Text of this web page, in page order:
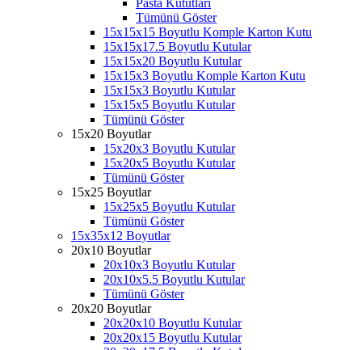
Pasta Kututları
Tümünü Göster
15x15x15 Boyutlu Komple Karton Kutu
15x15x17.5 Boyutlu Kutular
15x15x20 Boyutlu Kutular
15x15x3 Boyutlu Komple Karton Kutu
15x15x3 Boyutlu Kutular
15x15x5 Boyutlu Kutular
Tümünü Göster
15x20 Boyutlar
15x20x3 Boyutlu Kutular
15x20x5 Boyutlu Kutular
Tümünü Göster
15x25 Boyutlar
15x25x5 Boyutlu Kutular
Tümünü Göster
15x35x12 Boyutlar
20x10 Boyutlar
20x10x3 Boyutlu Kutular
20x10x5.5 Boyutlu Kutular
Tümünü Göster
20x20 Boyutlar
20x20x10 Boyutlu Kutular
20x20x15 Boyutlu Kutular